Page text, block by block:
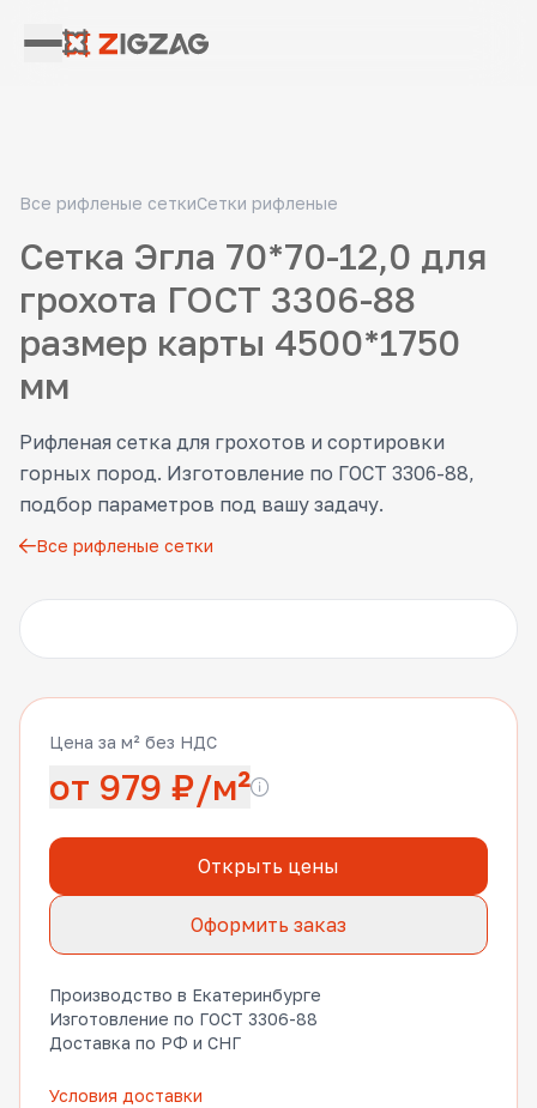
Все рифленые сеткиСетки рифленые
Сетка Эгла 70*70-12,0 для
грохота ГОСТ 3306-88
размер карты 4500*1750
мм
Рифленая сетка для грохотов и сортировки
горных пород. Изготовление по ГОСТ 3306-88,
подбор параметров под вашу задачу.
Все рифленые сетки
Цена за м² без НДС
от 979 ₽/м²
Открыть цены
Оформить заказ
Производство в Екатеринбурге
Изготовление по ГОСТ 3306-88
Доставка по РФ и СНГ
Условия доставки